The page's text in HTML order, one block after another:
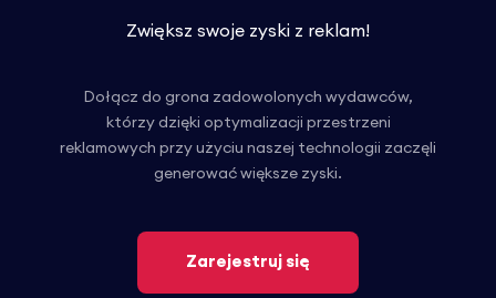
Zwiększ swoje zyski z reklam!
Dołącz do grona zadowolonych wydawców,
którzy dzięki optymalizacji przestrzeni
reklamowych przy użyciu naszej technologii zaczęli
generować większe zyski.
Zarejestruj się